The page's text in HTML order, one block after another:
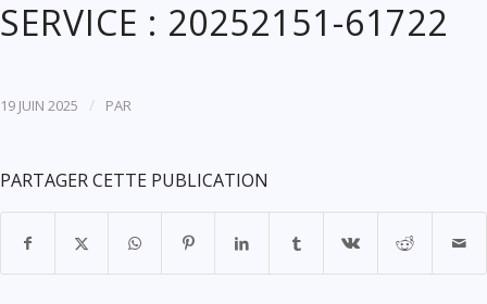
SERVICE : 20252151-61722
19 JUIN 2025 / PAR
PARTAGER CETTE PUBLICATION